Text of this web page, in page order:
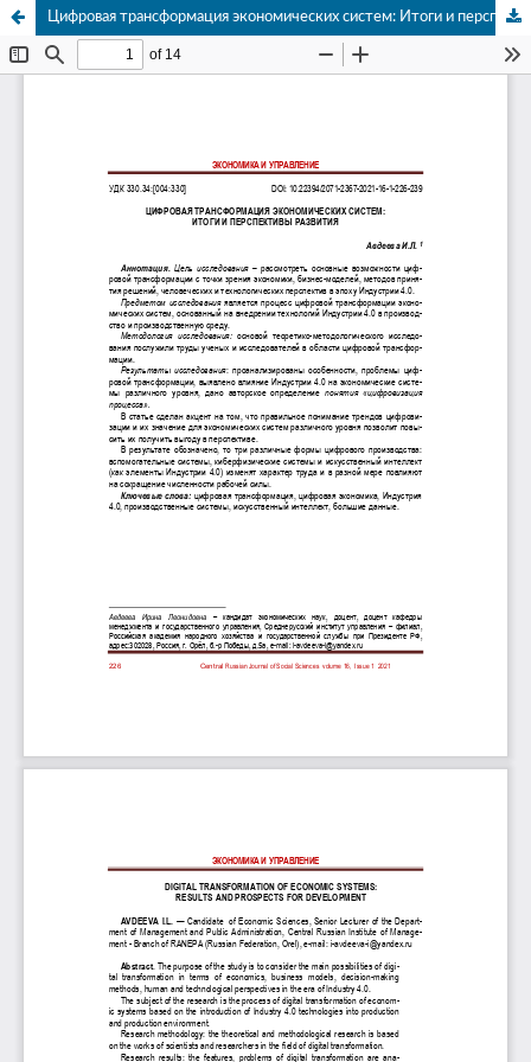
Цифровая трансформация экономических систем: Итоги и перспективы развития